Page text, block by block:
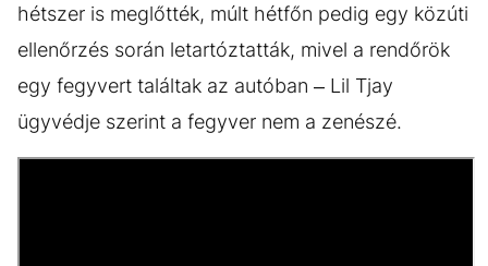
hétszer is meglőtték, múlt hétfőn pedig egy közúti
ellenőrzés során letartóztatták, mivel a rendőrök
egy fegyvert találtak az autóban – Lil Tjay
ügyvédje szerint a fegyver nem a zenészé.